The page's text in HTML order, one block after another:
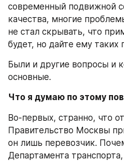
современный подвижной
качества, многие
не стал скрывать, что
будет, но дайте ему таких
Были и другие вопросы и
основные.
Что я думаю по этому
Во-первых, странно, что
Правительство Москвы
он лишь перевозчик.
Департамента